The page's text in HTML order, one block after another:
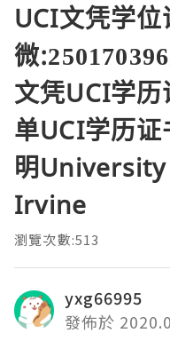
UCI文凭学
微
文凭UCI学
单UCI学历
明
Irvine
瀏覽次數:513
yxg66995
發佈於